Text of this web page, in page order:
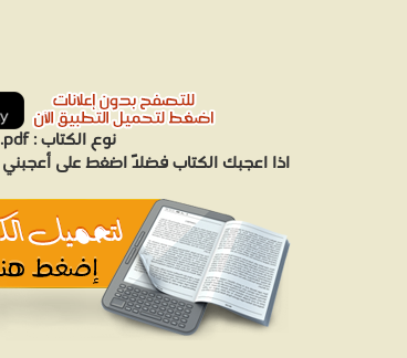
نوع الكتاب :pdf.
اذا اعجبك الكتاب فضلاً اضغط على أعجبني